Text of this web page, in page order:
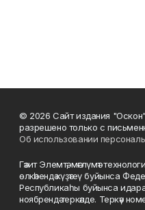
© 2026 Сайт издания
разрешено только с
Об использовании
Гәзит Элемтә, мәғлүмәт
өлкәһендә күҙәтеү буйынса
Республикаһы буйынса
ноябрендә теркәлде. Теркәү